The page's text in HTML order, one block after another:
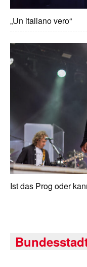
„Un italiano vero“
Ist das Prog oder